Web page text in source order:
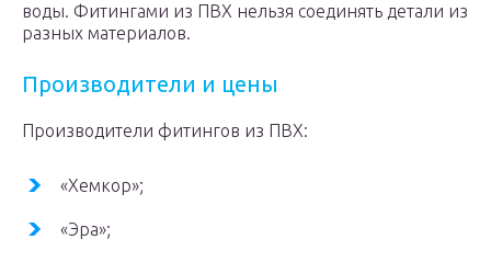
воды. Фитингами из ПВХ нельзя соединять детали из
разных материалов.
Производители и цены
Производители фитингов из ПВХ:
«Хемкор»;
«Эра»;